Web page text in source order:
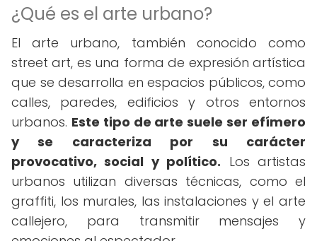
¿Qué es el arte urbano?
El arte urbano, también conocido como
street art, es una forma de expresión artística
que se desarrolla en espacios públicos, como
calles, paredes, edificios y otros entornos
urbanos. Este tipo de arte suele ser efímero
y se caracteriza por su carácter
provocativo, social y político. Los artistas
urbanos utilizan diversas técnicas, como el
graffiti, los murales, las instalaciones y el arte
callejero, para transmitir mensajes y